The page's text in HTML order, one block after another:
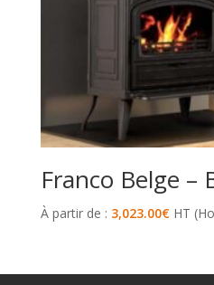
Franco Belge –
À partir de : 3,023.00€HT